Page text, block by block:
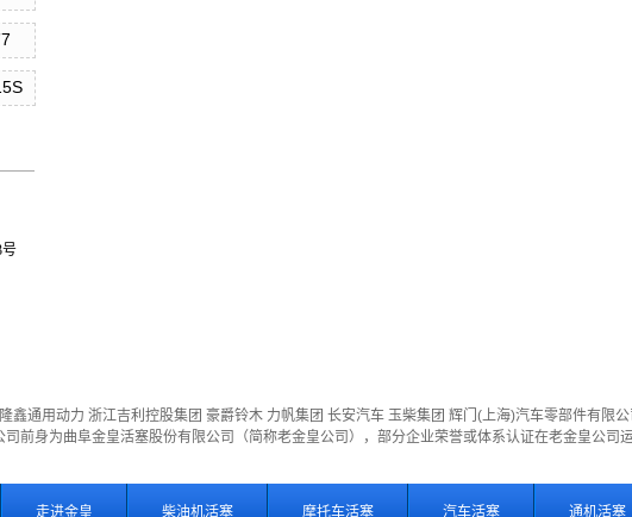
隆鑫通用动力 浙江吉利控股集团 豪爵铃木 力帆集团 长安汽车 玉柴集团 辉门(上海)汽车零部件有限公
前身为曲阜金皇活塞股份有限公司（简称老金皇公司），部分企业荣誉或体系认证在老金皇公司运
走进金皇 柴油机活塞 摩托车活塞 汽车活塞 通机活塞